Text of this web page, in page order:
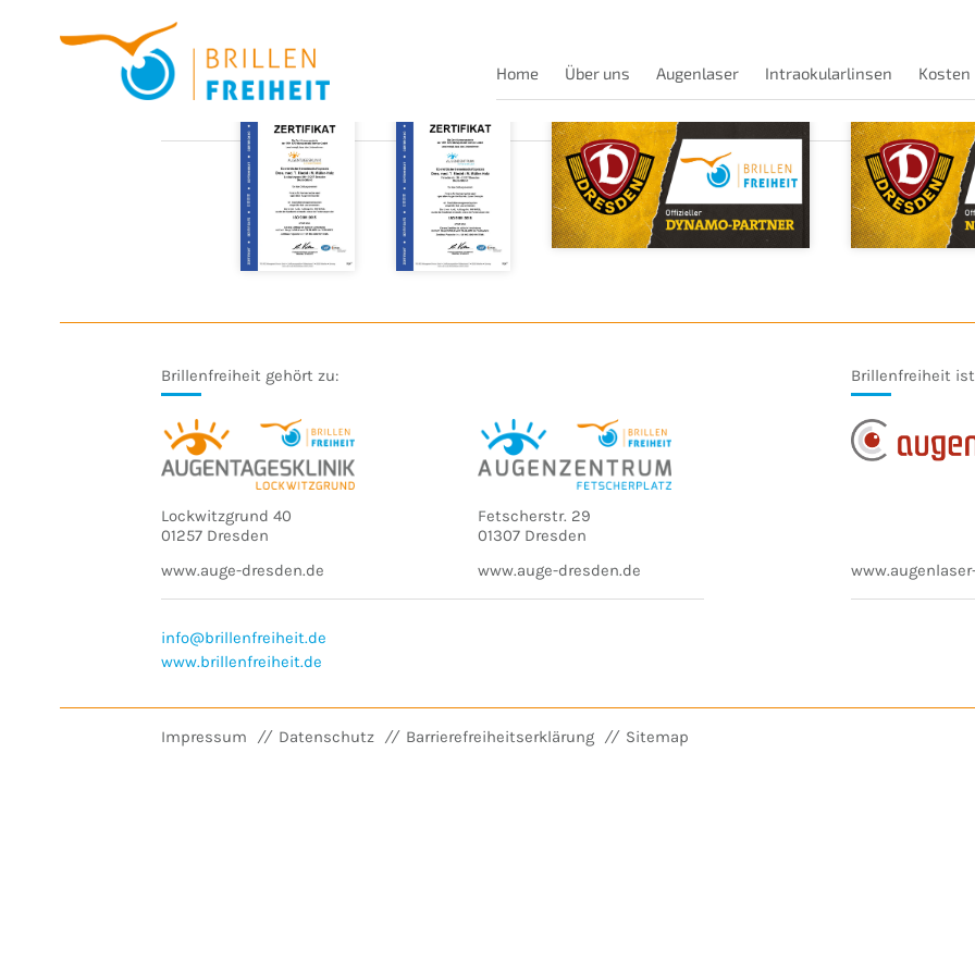
Home Über uns Augenlaser Intraokularlinsen Kosten
Brillenfreiheit gehört zu:
Lockwitzgrund 40
01257 Dresden
www.auge-dresden.de
Fetscherstr. 29
01307 Dresden
www.auge-dresden.de
Brillenfreiheit
info@brillenfreiheit.de
www.brillenfreiheit.de
Impressum Datenschutz Barrierefreiheitserklärung Sitemap